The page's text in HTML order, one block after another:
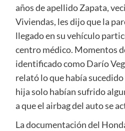
años de apellido Zapata,
Viviendas, les dijo que la
llegado en su vehículo
centro médico. Momentos
identificado como Darío
relató lo que había sucedido
hija solo habían sufrido
a que el airbag del auto se
La documentación del